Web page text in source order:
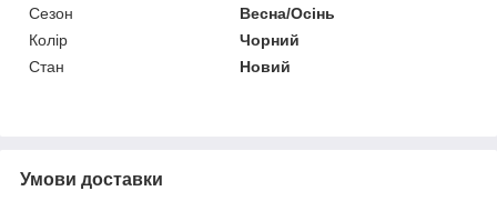
Сезон
Весна/Осінь
Колір
Чорний
Стан
Новий
Умови доставки